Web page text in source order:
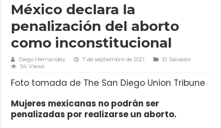
México declara la
penalización del aborto
como inconstitucional
Diego Hernández 7 de septiembre de 2021
El Salvador
54 Views
Foto tomada de The San Diego Union Tribune
Mujeres mexicanas no podrán ser
penalizadas por realizarse un aborto.